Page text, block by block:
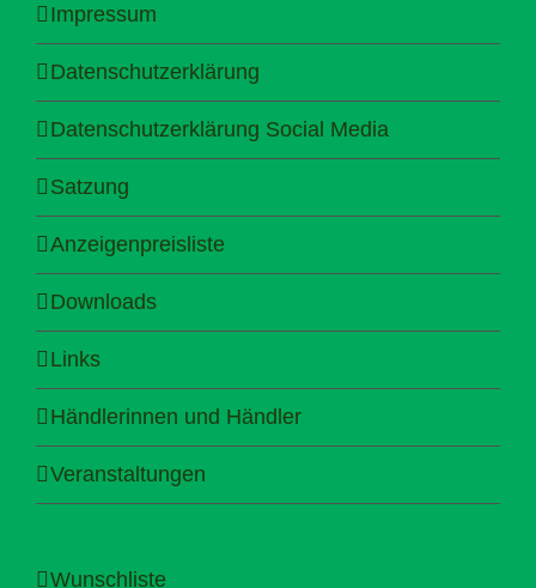
Impressum
Datenschutzerklärung
Datenschutzerklärung Social Media
Satzung
Anzeigenpreisliste
Downloads
Links
Händlerinnen und Händler
Veranstaltungen
Wunschliste